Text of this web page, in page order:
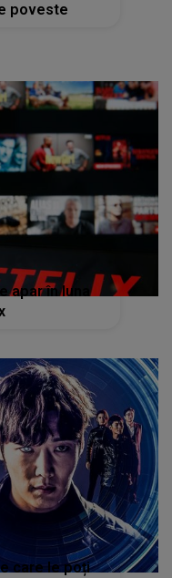
poveste
apar în luna
care le poți